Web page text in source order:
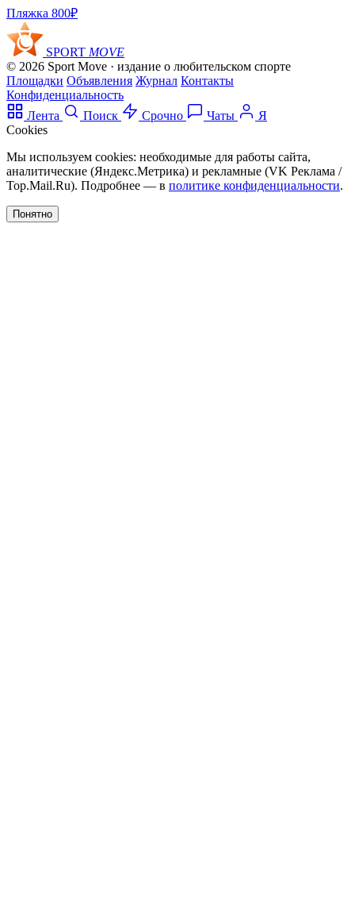
Пляжка 800₽
SPORT MOVE
© 2026 Sport Move · издание о любительском спорте
Площадки Объявления Журнал Контакты
Конфиденциальность
Лента
Поиск Срочно Чаты
Я
Cookies
Мы используем cookies: необходимые для работы сайта,
аналитические (Яндекс.Метрика) и рекламные (VK Реклама /
Top.Mail.Ru). Подробнее — в политике конфиденциальности.
Понятно